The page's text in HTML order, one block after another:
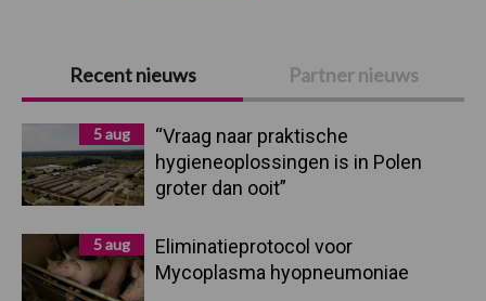
Primaire
Sidebar
Recent nieuws Partner nieuws
5 aug
“Vraag naar praktische
hygieneoplossingen is in Polen
groter dan ooit”
5 aug
Eliminatieprotocol voor
Mycoplasma hyopneumoniae